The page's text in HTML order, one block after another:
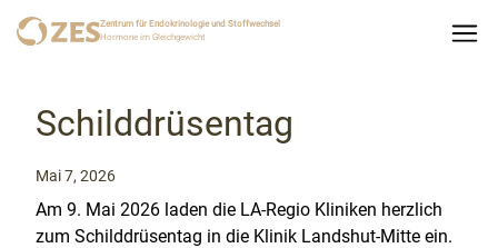
Zentrum für Endokrinologie und Stoffwechsel
Hormone im Gleichgewicht
Schilddrüsentag
Mai 7, 2026
Am 9. Mai 2026 laden die LA-Regio Kliniken herzlich
zum Schilddrüsentag in die Klinik Landshut-Mitte ein.